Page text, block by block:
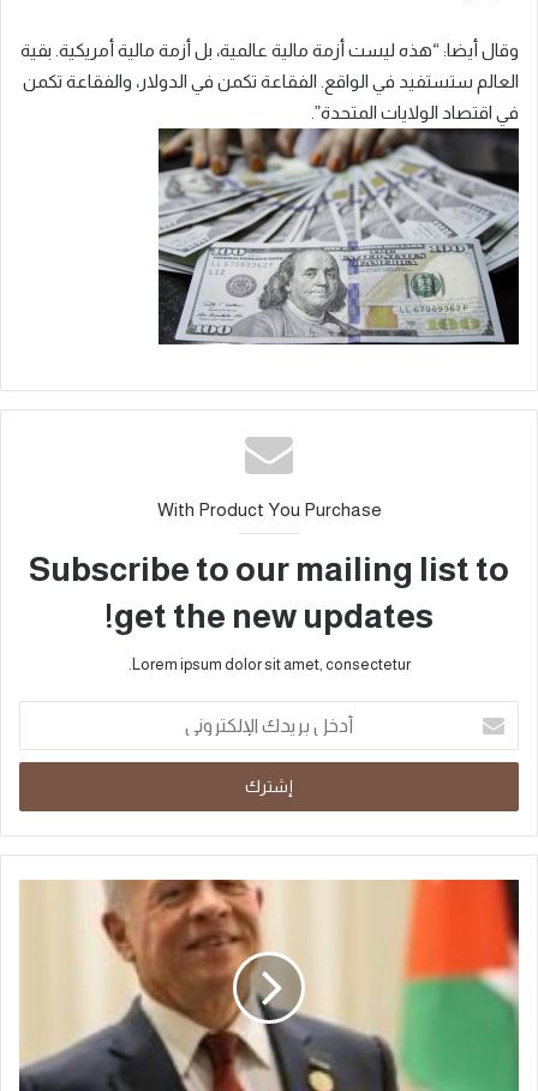
وقال أيضا: “هذه ليست أزمة مالية عالمية، بل أزمة مالية أمريكية. بقية
العالم ستستفيد في الواقع. الفقاعة تكمن في الدولار، والفقاعة تكمن
في اقتصاد الولايات المتحدة”.
With Product You Purchase
Subscribe to our mailing list to
get the new updates!
Lorem ipsum dolor sit amet, consectetur.